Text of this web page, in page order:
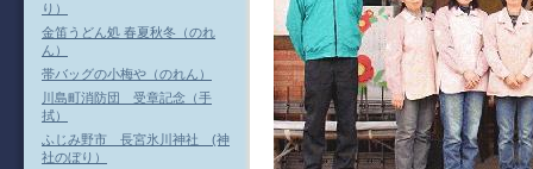
り）
金笛うどん処 春夏秋冬（のれ
ん）
帯バッグの小梅や（のれん）
川島町消防団 受章記念（手
拭）
ふじみ野市 長宮氷川神社 (神
社のぼり）